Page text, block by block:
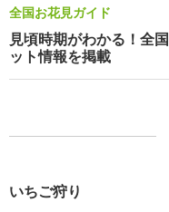
全国お花見ガイド
見頃時期がわかる！全
ット情報を掲載
いちご狩り